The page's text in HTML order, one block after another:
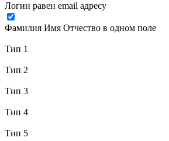
Логин равен email адресу
Фамилия Имя Отчество в одном поле
Тип 1
Тип 2
Тип 3
Тип 4
Тип 5